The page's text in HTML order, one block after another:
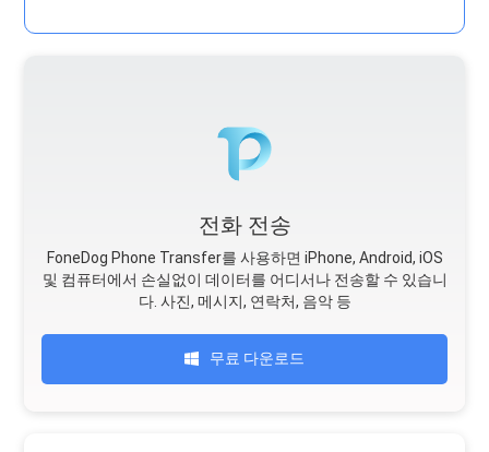
전화 전송
FoneDog Phone Transfer를 사용하면 iPhone, Android, iOS
및 컴퓨터에서 손실없이 데이터를 어디서나 전송할 수 있습니
다. 사진, 메시지, 연락처, 음악 등
무료 다운로드